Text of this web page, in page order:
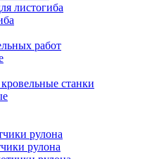
листогиба
работ
станки
рулона
рулона